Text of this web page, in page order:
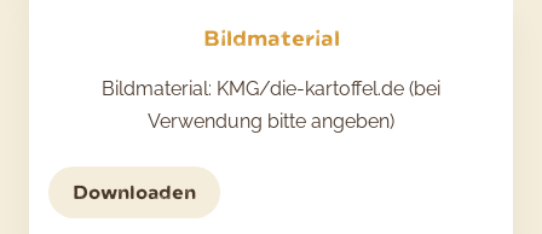
Bildmaterial
Bildmaterial: KMG/die-kartoffel.de (bei
Verwendung bitte angeben)
Downloaden